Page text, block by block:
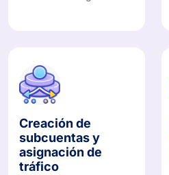
Creación de
subcuentas y
asignación de
tráfico